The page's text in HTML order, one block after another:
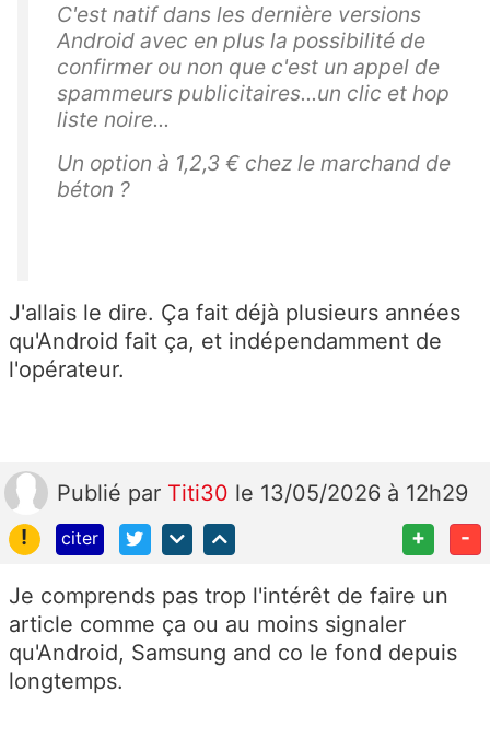
C'est natif dans les dernière versions
Android avec en plus la possibilité de
confirmer ou non que c'est un appel de
spammeurs publicitaires...un clic et hop
liste noire...
Un option à 1,2,3 € chez le marchand de
béton ?
J'allais le dire. Ça fait déjà plusieurs années
qu'Android fait ça, et indépendamment de
l'opérateur.
Publié par Titi30 le 13/05/2026 à 12h29
!
citer + -
Je comprends pas trop l'intérêt de faire un
article comme ça ou au moins signaler
qu'Android, Samsung and co le fond depuis
longtemps.